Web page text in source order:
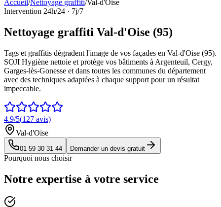
Accueil/Nettoyage graffiti/Val-d'Oise
Intervention 24h/24 · 7j/7
Nettoyage graffiti Val-d'Oise (95)
Tags et graffitis dégradent l'image de vos façades en Val-d'Oise (95).
SOJI Hygiène nettoie et protège vos bâtiments à Argenteuil, Cergy,
Garges-lès-Gonesse et dans toutes les communes du département
avec des techniques adaptées à chaque support pour un résultat
impeccable.
4.9/5(127 avis)
Val-d'Oise
01 59 30 31 44 Demander un devis gratuit
Pourquoi nous choisir
Notre expertise à votre service